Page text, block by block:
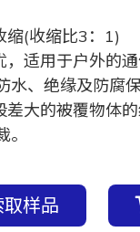
缩(收缩比3：1)
，适用于户外的
水、绝缘及防腐保
差大的被覆物体
取样品